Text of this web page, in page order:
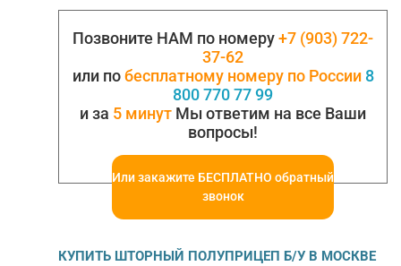
запорах. Тент целый, полы не провалены.
Шторы рабочие. Рама в…
Позвоните НАМ по номеру+7 (903) 722-
37-62
или побесплатному номеру по России 8
800 770 77 99
и за 5 минут Мы ответим на все Ваши
вопросы!
Или закажите БЕСПЛАТНО обратный
звонок
КУПИТЬ ШТОРНЫЙ ПОЛУПРИЦЕП Б/У В МОСКВЕ